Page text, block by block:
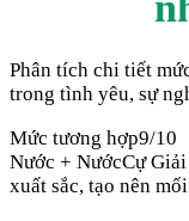
Phân tích chi tiết
trong tình yêu, sự
Mức tương hợp9/10
Nước + NướcCự
xuất sắc, tạo nên